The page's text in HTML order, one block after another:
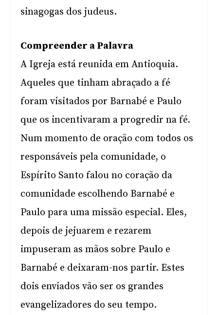
sinagogas dos judeus.
Compreender a Palavra
A Igreja está reunida em Antioquia.
Aqueles que tinham abraçado a fé
foram visitados por Barnabé e Paulo
que os incentivaram a progredir na fé.
Num momento de oração com todos os
responsáveis pela comunidade, o
Espírito Santo falou no coração da
comunidade escolhendo Barnabé e
Paulo para uma missão especial. Eles,
depois de jejuarem e rezarem
impuseram as mãos sobre Paulo e
Barnabé e deixaram-nos partir. Estes
dois enviados vão ser os grandes
evangelizadores do seu tempo.